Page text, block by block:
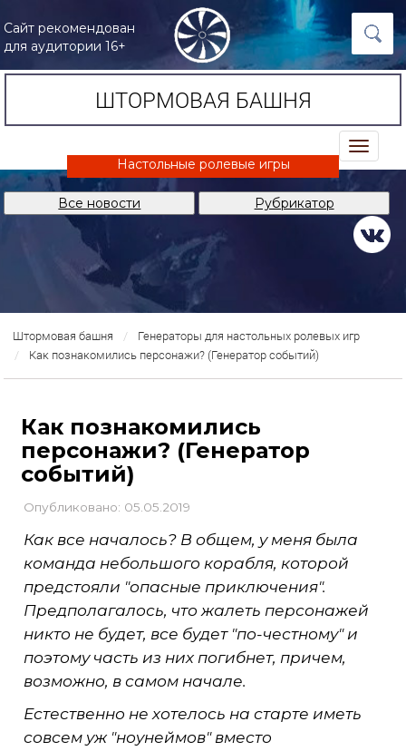
Сайт рекомендован
для аудитории 16+
ШТОРМОВАЯ БАШНЯ
trk
Настольные ролевые игры
Все новости Рубрикатор
Штормовая башня
Генераторы для настольных ролевых игр
Как познакомились персонажи? (Генератор событий)
Как познакомились
персонажи? (Генератор
событий)
Опубликовано: 05.05.2019
Как все началось? В общем, у меня была
команда небольшого корабля, которой
предстояли "опасные приключения".
Предполагалось, что жалеть персонажей
никто не будет, все будет "по-честному" и
поэтому часть из них погибнет, причем,
возможно, в самом начале.
Естественно не хотелось на старте иметь
совсем уж "ноунеймов" вместо